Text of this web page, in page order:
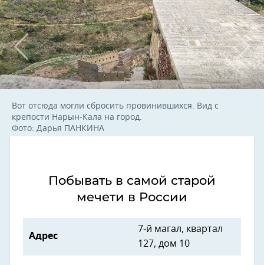
Вот отсюда могли сбросить провинившихся. Вид с
крепости Нарын-Кала на город.
Фото: Дарья ПАНКИНА
Побывать в самой старой
мечети в России
Адрес
7-й магал, квартал
127, дом 10